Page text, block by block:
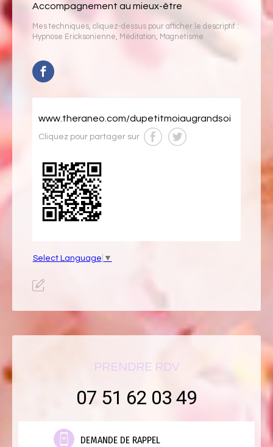
Accompagnement au mieux-être
Mes techniques, cliquez-dessus pour afficher le descriptif :
Hypnose Ericksonienne
Méditation Magnétisme
www.theraneo.com/dupetitmoiaugrandsoi
Cliquez pour partager sur
Select Language ▼
PRENDRE RDV
07 51 62 03 49
DEMANDE DE RAPPEL